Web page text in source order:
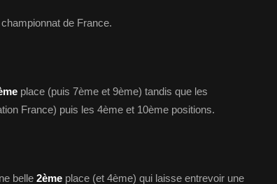
de France.
place (puis 7ème et 9ème) tandis que les
France) puis les 4ème et 10ème positions.
belle 2ème place (et 4ème) qui laisse entrevoir une